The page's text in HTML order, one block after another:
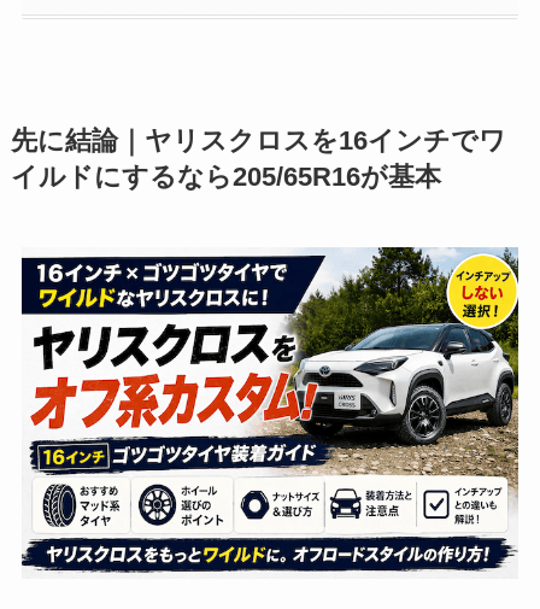
先に結論｜ヤリスクロスを16インチでワ
イルドにするなら205/65R16が基本